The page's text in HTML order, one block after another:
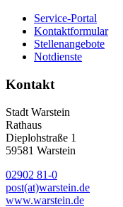
Service-Portal
Kontaktformular
Stellenangebote
Notdienste
Kontakt
Stadt Warstein
Rathaus
Dieplohstraße 1
59581 Warstein
02902 81-0
post(at)warstein.de
www.warstein.de